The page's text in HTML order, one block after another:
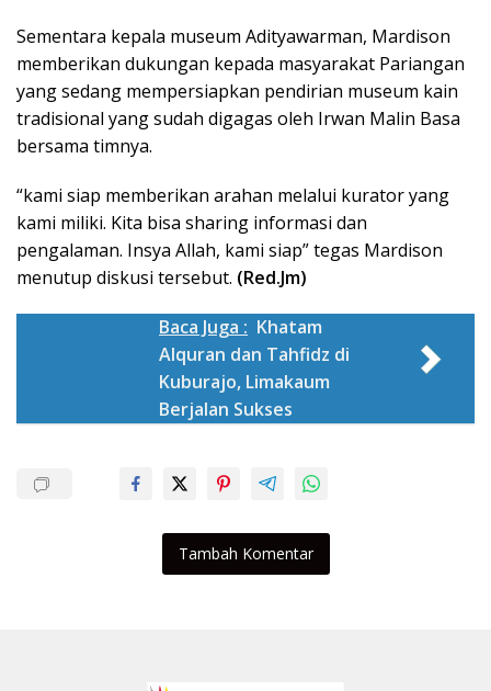
Sementara kepala museum Adityawarman, Mardison
memberikan dukungan kepada masyarakat Pariangan
yang sedang mempersiapkan pendirian museum kain
tradisional yang sudah digagas oleh Irwan Malin Basa
bersama timnya.
“kami siap memberikan arahan melalui kurator yang
kami miliki. Kita bisa sharing informasi dan
pengalaman. Insya Allah, kami siap” tegas Mardison
menutup diskusi tersebut. (Red.Jm)
Baca Juga : Khatam
Alquran dan Tahfidz di
Kuburajo, Limakaum
Berjalan Sukses
Tambah Komentar